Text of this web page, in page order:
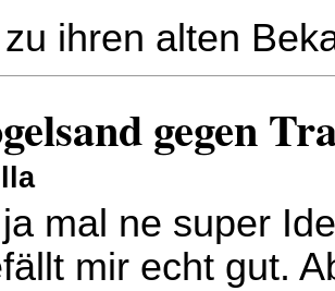
ihren alten
gegen
mal ne super
mir echt gut.